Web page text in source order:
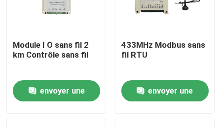
Module I O sans fil 2
km Contrôle sans fil
envoyer une
433MHz Modbus sans
fil RTU
envoyer une